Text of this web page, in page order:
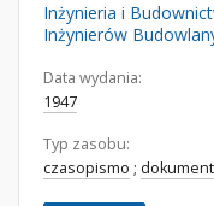
Inżynieria i
Inżynierów
Data wydania:
1947
Typ zasobu:
czasopismo ;